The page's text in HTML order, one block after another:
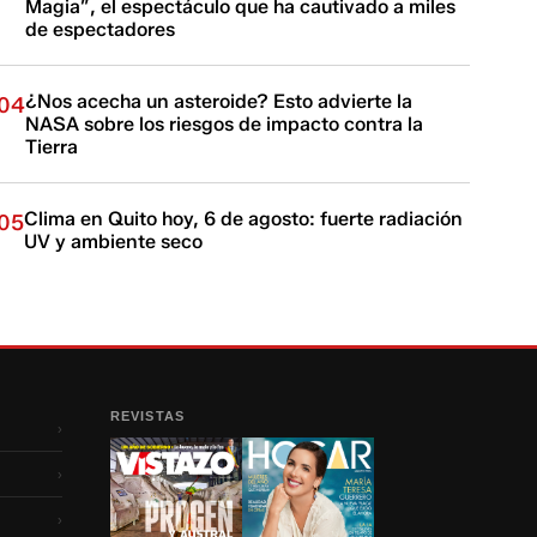
Magia”, el espectáculo que ha cautivado a miles
de espectadores
¿Nos acecha un asteroide? Esto advierte la
NASA sobre los riesgos de impacto contra la
Tierra
Clima en Quito hoy, 6 de agosto: fuerte radiación
UV y ambiente seco
›
›
›
REVISTAS